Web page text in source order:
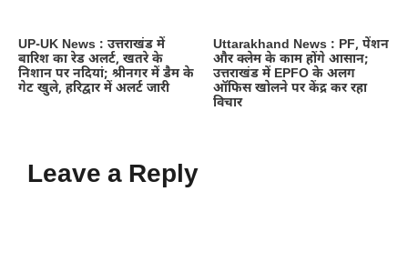
UP-UK News : उत्तराखंड में
बारिश का रेड अलर्ट, खतरे के
निशान पर नदियां; श्रीनगर में डैम के
गेट खुले, हरिद्वार में अलर्ट जारी
Uttarakhand News : PF, पेंशन
और क्लेम के काम होंगे आसान;
उत्तराखंड में EPFO के अलग
ऑफिस खोलने पर केंद्र कर रहा
विचार
Leave a Reply